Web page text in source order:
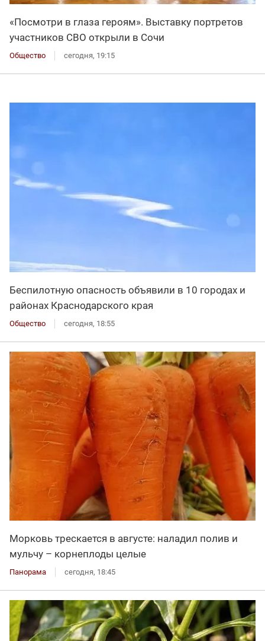
«Посмотри в глаза героям». Выставку портретов
участников СВО открыли в Сочи
Общество сегодня, 19:15
Беспилотную опасность объявили в 10 городах и
районах Краснодарского края
Общество сегодня, 18:55
Морковь трескается в августе: наладил полив и
мульчу – корнеплоды целые
Панорама сегодня, 18:45